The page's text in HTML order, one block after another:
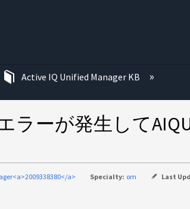
Active IQ Unified Manager KB
ラーが発生して
a> Specialty: om Last